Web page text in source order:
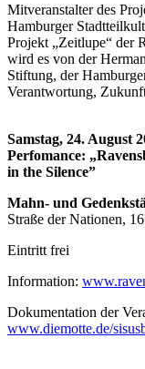
Mitveranstalter des
Hamburger
Projekt „Zeitlupe“ der
wird es von der
Stiftung, der
Verantwortung,
Samstag, 24. August
Perfomance:
in the Silence”
Mahn- und
Straße der Nationen,
Eintritt frei
Information:
Dokumentation der
www.diemotte.de/